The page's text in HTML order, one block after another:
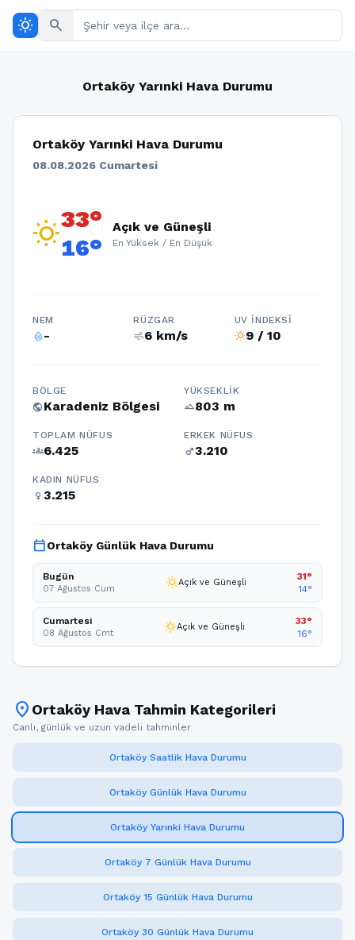
wb_sunny search
Ortaköy Yarınki Hava Durumu
Ortaköy Yarınki Hava Durumu
08.08.2026 Cumartesi
wb_sunny33°
16°
Açık ve Güneşli
En Yüksek / En Düşük
NEM
humidity_percentage-
RÜZGAR
air6 km/s
UV İNDEKSI
wb_sunny9 / 10
BÖLGE
publicKaradeniz Bölgesi
YÜKSEKLIK
terrain803 m
TOPLAM NÜFUS
groups6.425
ERKEK NÜFUS
male3.210
KADIN NÜFUS
female 3.215
calendar_todayOrtaköy Günlük Hava Durumu
Bugün
07 Ağustos Cum wb_sunnyAçık ve Güneşli
31°
14°
Cumartesi
08 Ağustos Cmt wb_sunnyAçık ve Güneşli
33°
16°
location_on Ortaköy Hava Tahmin Kategorileri
Canlı, günlük ve uzun vadeli tahminler
Ortaköy Saatlik Hava Durumu
Ortaköy Günlük Hava Durumu
Ortaköy Yarınki Hava Durumu
Ortaköy 7 Günlük Hava Durumu
Ortaköy 15 Günlük Hava Durumu
Ortaköy 30 Günlük Hava Durumu